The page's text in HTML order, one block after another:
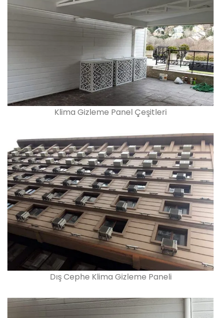
Klima Gizleme Panel Çeşitleri
Dış Cephe Klima Gizleme Paneli